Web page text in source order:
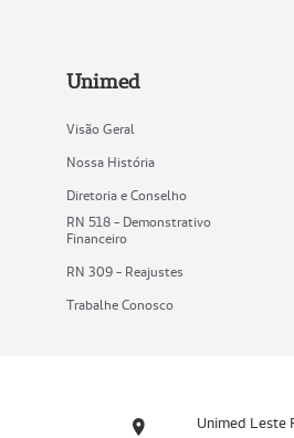
Unimed
Visão Geral
Nossa História
Diretoria e Conselho
RN 518 - Demonstrativo
Financeiro
RN 309 - Reajustes
Trabalhe Conosco
Unimed Leste